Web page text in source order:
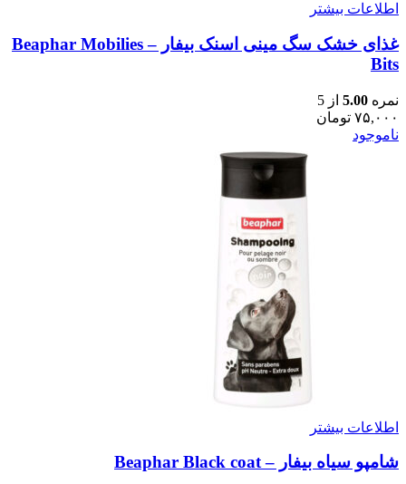
اطلاعات بیشتر
غذای خشک سگ مینی اسنک بیفار – Beaphar Mobilies
Bits
نمره 5.00 از 5
۷۵,۰۰۰ تومان
ناموجود
اطلاعات بیشتر
شامپو سیاه بیفار – Beaphar Black coat